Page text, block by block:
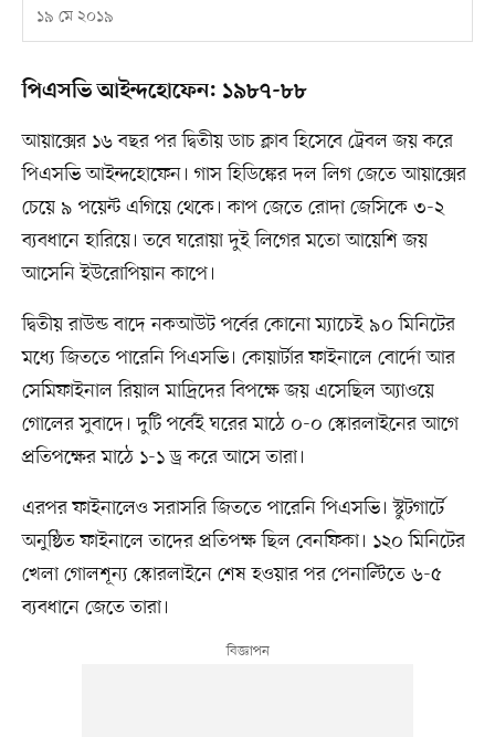
১৯ মে ২০১৯
পিএসভি আইন্দহোফেন: ১৯৮৭-৮৮
আয়াক্সের ১৬ বছর পর দ্বিতীয় ডাচ ক্লাব হিসেবে ট্রেবল জয় করে
পিএসভি আইন্দহোফেন। গাস হিডিঙ্কের দল লিগ জেতে আয়াক্সের
চেয়ে ৯ পয়েন্ট এগিয়ে থেকে। কাপ জেতে রোদা জেসিকে ৩-২
ব্যবধানে হারিয়ে। তবে ঘরোয়া দুই লিগের মতো আয়েশি জয়
আসেনি ইউরোপিয়ান কাপে।
দ্বিতীয় রাউন্ড বাদে নকআউট পর্বের কোনো ম্যাচেই ৯০ মিনিটের
মধ্যে জিততে পারেনি পিএসভি। কোয়ার্টার ফাইনালে বোর্দো আর
সেমিফাইনাল রিয়াল মাদ্রিদের বিপক্ষে জয় এসেছিল অ্যাওয়ে
গোলের সুবাদে। দুটি পর্বেই ঘরের মাঠে ০-০ স্কোরলাইনের আগে
প্রতিপক্ষের মাঠে ১-১ ড্র করে আসে তারা।
এরপর ফাইনালেও সরাসরি জিততে পারেনি পিএসভি। স্টুটগার্টে
অনুষ্ঠিত ফাইনালে তাদের প্রতিপক্ষ ছিল বেনফিকা। ১২০ মিনিটের
খেলা গোলশূন্য স্কোরলাইনে শেষ হওয়ার পর পেনাল্টিতে ৬-৫
ব্যবধানে জেতে তারা।